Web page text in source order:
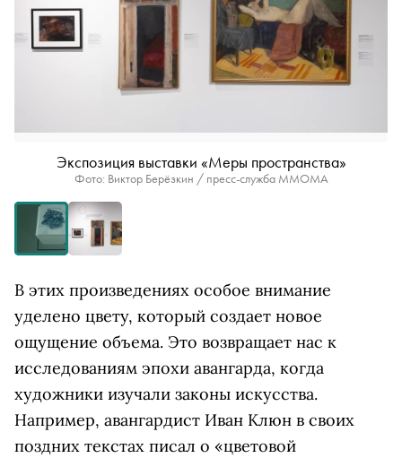
Экспозиция выставки «Меры пространства»
Фото: Виктор Берёзкин / пресс-служба ММОМА
В этих произведениях особое внимание
уделено цвету, который создает новое
ощущение объема. Это возвращает нас к
исследованиям эпохи авангарда, когда
художники изучали законы искусства.
Например, авангардист Иван Клюн в своих
поздних текстах писал о «цветовой